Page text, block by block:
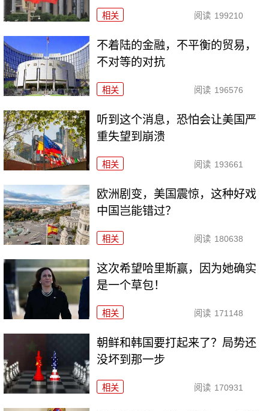
相关 阅读 199210
不着陆的金融，不平衡的贸易，
不对等的对抗
相关 阅读 196576
听到这个消息，恐怕会让美国严
重失望到崩溃
相关 阅读 193661
欧洲剧变，美国震惊，这种好戏
中国岂能错过？
相关 阅读 180638
这次希望哈里斯赢，因为她确实
是一个草包！
相关 阅读 171148
朝鲜和韩国要打起来了？局势还
没坏到那一步
相关 阅读 170931